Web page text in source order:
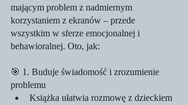
mającym problem z nadmiernym
korzystaniem z ekranów – przede
wszystkim w sferze emocjonalnej i
behawioralnej. Oto, jak:
🎯 1. Buduje świadomość i zrozumienie
problemu
Książka ułatwia rozmowę z dzieckiem